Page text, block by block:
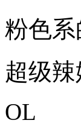
粉色
超级
OL